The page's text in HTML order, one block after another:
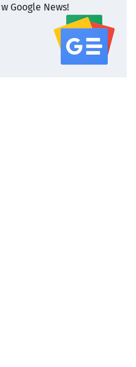
Google News!
serwisu